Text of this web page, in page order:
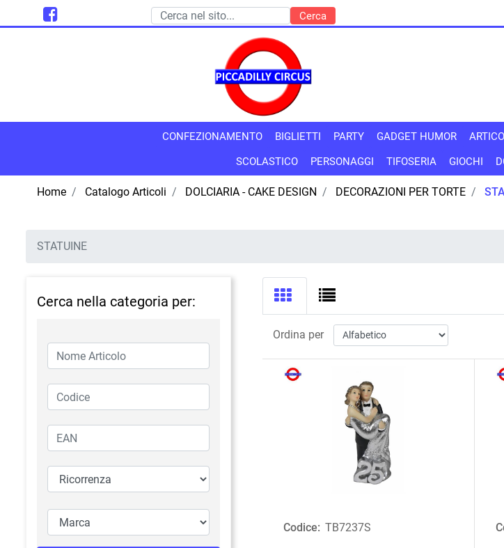
CONFEZIONAMENTO BIGLIETTI PARTY GADGET HUMOR
SCOLASTICO
PERSONAGGI TIFOSERIA GIOCHI
Home Catalogo Articoli DOLCIARIA - CAKE DESIGN DECORAZIONI PER TORTE
STATUINE
Cerca nella categoria per:
Ordina per
Codice: TB7237S